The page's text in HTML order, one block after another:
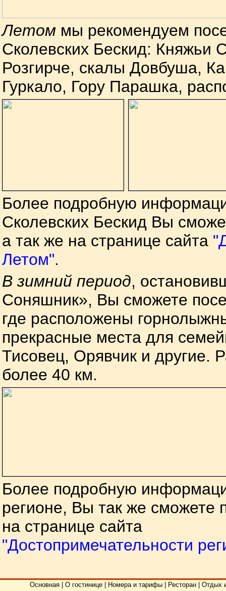
Летом мы рекомендуем
Сколевских Бескид: Княжьи
Розгирче, скалы Довбуша,
Гуркало, Гору Парашка,
Более подробную
Сколевских Бескид Вы
а так же на странице сайта
Летом".
В зимний период,
Соняшник», Вы сможете
где расположены
прекрасные места для
Тисовец, Орявчик и другие.
более 40 км.
Более подробную
регионе, Вы так же сможете
на странице сайта
"Достопримечательности
Основная О гостинице Номера и тарифы Ресторан
Отдых